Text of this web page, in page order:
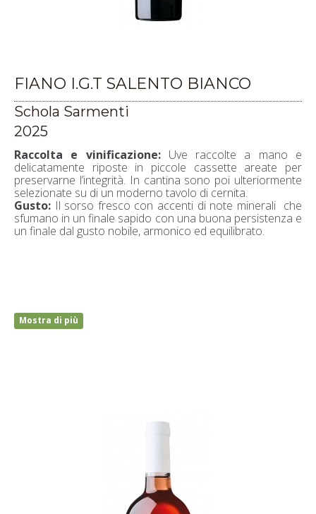
FIANO I.G.T SALENTO BIANCO
Schola Sarmenti
2025
Raccolta e vinificazione:Uve raccolte a mano e
delicatamente riposte in piccole cassette areate per
preservarne l’integrità. In cantina sono poi ulteriormente
selezionate su di un moderno tavolo di cernita.
Gusto: Il sorso fresco con accenti di note minerali che
sfumano in un finale sapido con una buona persistenza e
un finale dal gusto nobile, armonico ed equilibrato.
Mostra di più